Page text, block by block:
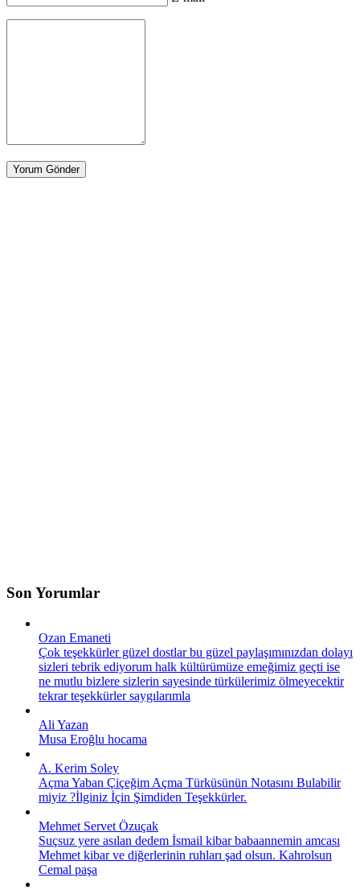
Son Yorumlar
Ozan Emaneti
Çok teşekkürler güzel dostlar bu güzel paylaşımınızdan dolayı
sizleri tebrik ediyorum halk kültürümüze emeğimiz geçti ise
ne mutlu bizlere sizlerin sayesinde türkülerimiz ölmeyecektir
tekrar teşekkürler saygılarımla
Ali Yazan
Musa Eroğlu hocama
A. Kerim Soley
Açma Yaban Çiçeğim Açma Türküsünün Notasını Bulabilir
miyiz ?İlginiz İçin Şimdiden Teşekkürler.
Mehmet Servet Özuçak
Suçsuz yere asılan dedem İsmail kibar babaannemin amcası
Mehmet kibar ve diğerlerinin ruhları şad olsun. Kahrolsun
Cemal paşa